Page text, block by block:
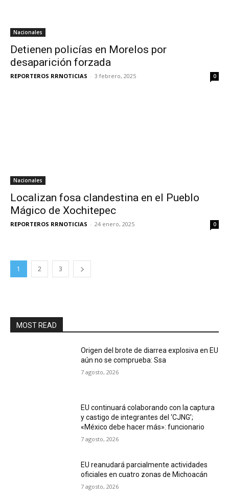
Nacionales
Detienen policías en Morelos por
desaparición forzada
REPORTEROS RRNOTICIAS - 3 febrero, 2025 0
Nacionales
Localizan fosa clandestina en el Pueblo
Mágico de Xochitepec
REPORTEROS RRNOTICIAS - 24 enero, 2025 0
1 2 3
MOST READ
Origen del brote de diarrea explosiva en EU
aún no se comprueba: Ssa
7 agosto, 2026
EU continuará colaborando con la captura
y castigo de integrantes del ‘CJNG’;
«México debe hacer más»: funcionario
7 agosto, 2026
EU reanudará parcialmente actividades
oficiales en cuatro zonas de Michoacán
7 agosto, 2026